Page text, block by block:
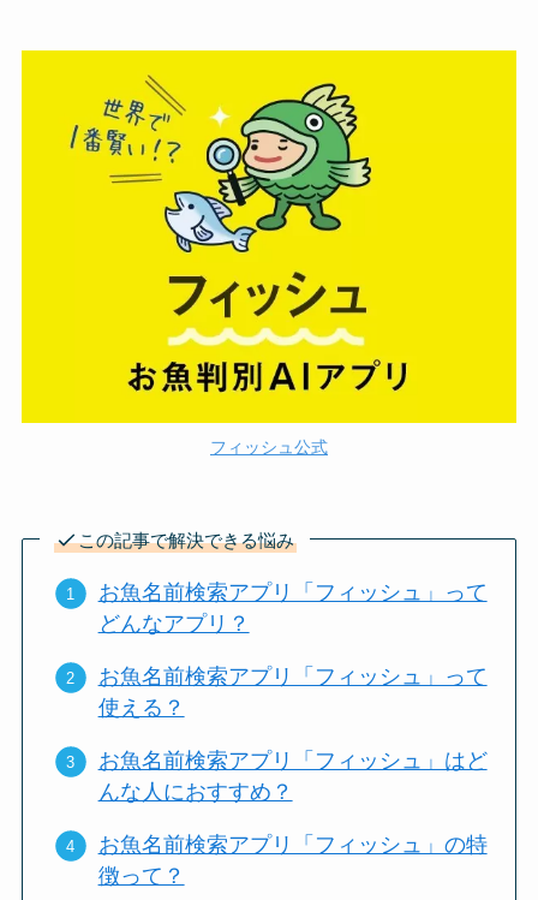
フィッシュ公式
この記事で解決できる悩み
お魚名前検索アプリ「フィッシュ」って
どんなアプリ？
お魚名前検索アプリ「フィッシュ」って
使える？
お魚名前検索アプリ「フィッシュ」はど
んな人におすすめ？
お魚名前検索アプリ「フィッシュ」の特
徴って？